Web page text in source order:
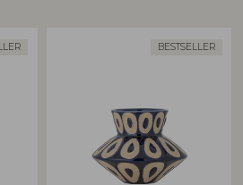
BESTSELLER